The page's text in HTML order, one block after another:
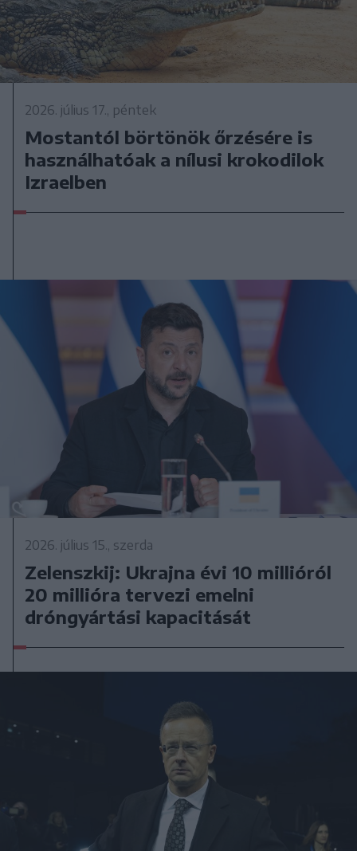
2026. július 17., péntek
Mostantól börtönök őrzésére is
használhatóak a nílusi krokodilok
Izraelben
2026. július 15., szerda
Zelenszkij: Ukrajna évi 10 millióról
20 millióra tervezi emelni
dróngyártási kapacitását